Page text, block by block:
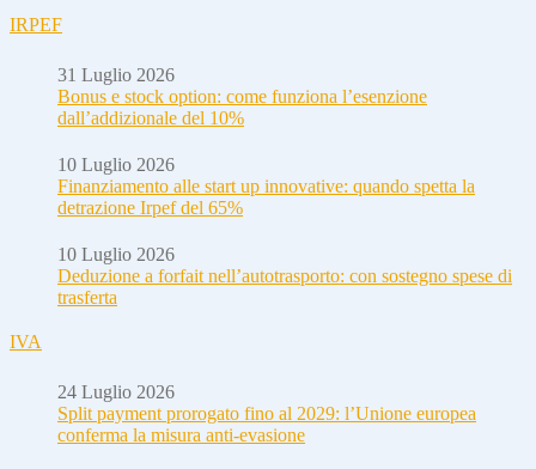
IRPEF
31 Luglio 2026
Bonus e stock option: come funziona l’esenzione
dall’addizionale del 10%
10 Luglio 2026
Finanziamento alle start up innovative: quando spetta la
detrazione Irpef del 65%
10 Luglio 2026
Deduzione a forfait nell’autotrasporto: con sostegno spese di
trasferta
IVA
24 Luglio 2026
Split payment prorogato fino al 2029: l’Unione europea
conferma la misura anti-evasione